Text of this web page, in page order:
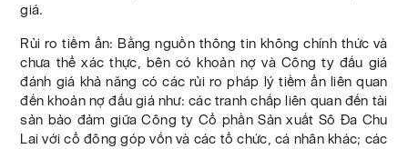
giá.
Rủi ro tiềm ẩn: Bằng nguồn thông tin không chính thức và
chưa thể xác thực, bên có khoản nợ và Công ty đấu giá
đánh giá khả năng có các rủi ro pháp lý tiềm ẩn liên quan
đến khoản nợ đấu giá như: các tranh chấp liên quan đến tài
sản bảo đảm giữa Công ty Cổ phần Sản xuất Sô Đa Chu
Lai với cổ đông góp vốn và các tổ chức, cá nhân khác; các